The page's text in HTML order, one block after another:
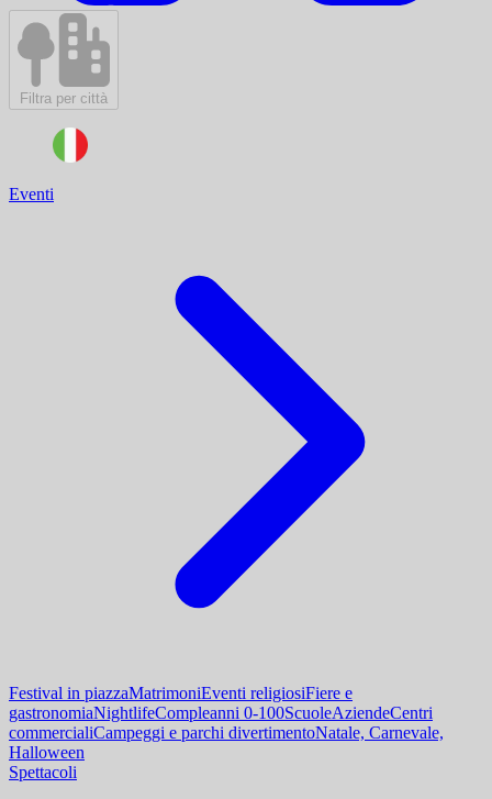
Filtra per città
Eventi
Festival in piazzaMatrimoniEventi religiosiFiere e
gastronomiaNightlifeCompleanni 0-100ScuoleAziendeCentri
commercialiCampeggi e parchi divertimentoNatale, Carnevale,
Halloween
Spettacoli